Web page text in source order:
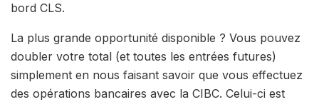
bord CLS.
La plus grande opportunité disponible ? Vous pouvez
doubler votre total (et toutes les entrées futures)
simplement en nous faisant savoir que vous effectuez
des opérations bancaires avec la CIBC. Celui-ci est